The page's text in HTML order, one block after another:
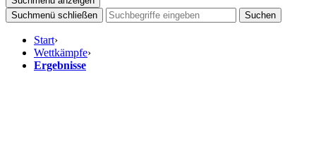
Suchmenü schließen
Suchen
Start›
Wettkämpfe›
Ergebnisse